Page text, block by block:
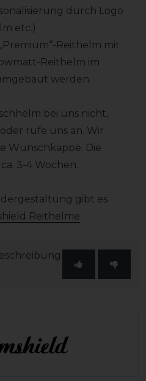
durch Logo
etc.)
Reithelm mit
Reithelm im
werden.
bei uns nicht,
rufe uns an. Wir
Wunschkappe. Die
3-4 Wochen.
gibt es
Reithelme